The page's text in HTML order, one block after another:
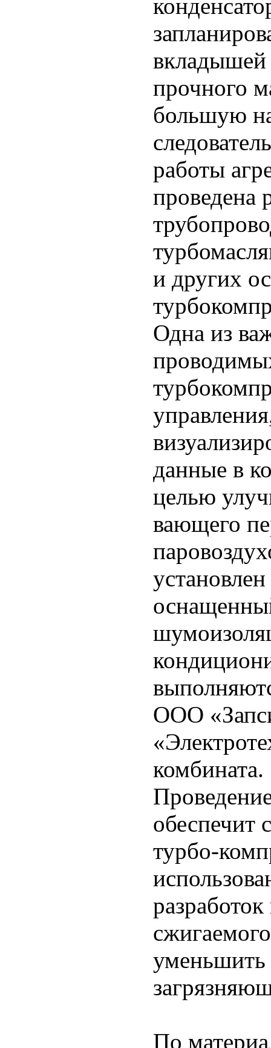
вкладышей
прочного
большую
работы
проведена
и других
Одна из
данные в
целью
вающего
ООО
комбината.
обеспечит
турбо-
уменьшить
По